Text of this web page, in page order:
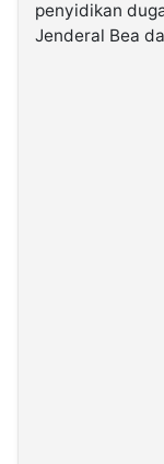
Kabarbaru.co
penyidikan
Jenderal Bea